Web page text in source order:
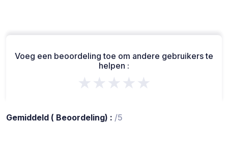
Voeg een beoordeling toe om andere gebruikers te
helpen :
★★★★★
Gemiddeld ( Beoordeling) : /5